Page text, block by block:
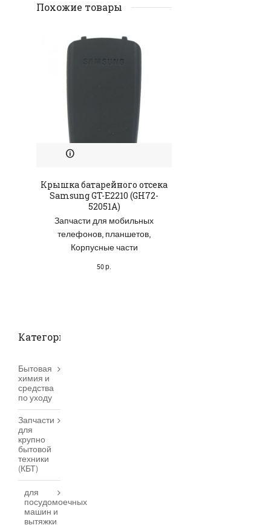
Похожие товары
Крышка батарейного отсека
Samsung GT-E2210 (GH72-
52051A)
Запчасти для мобильных
телефонов, планшетов,
Корпусные части
50р.
Категории товаров
Бытовая
химия и
средства
по уходу
Запчасти
для
крупно
бытовой
техники
(КБТ)
для
посудомоечных
машин и
вытяжки